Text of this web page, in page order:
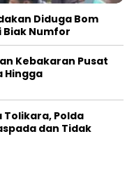
Diduga Bom
Biak Numfor
Kebakaran Pusat
Hingga
Tolikara, Polda
dan Tidak